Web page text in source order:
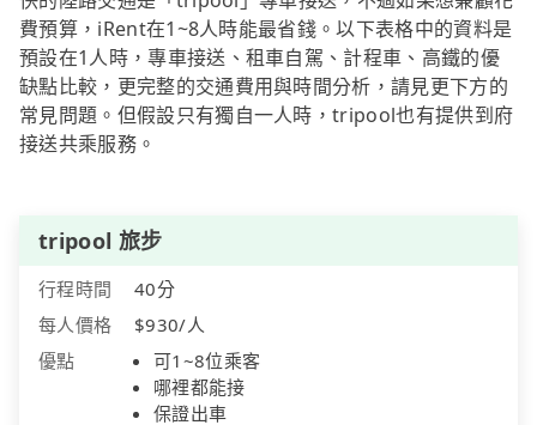
費預算，iRent在1~8人時能最省錢。以下表格中的資料是
預設在1人時，專車接送、租車自駕、計程車、高鐵的優
缺點比較，更完整的交通費用與時間分析，請見更下方的
常見問題。但假設只有獨自一人時，tripool也有提供到府
接送共乘服務。
tripool 旅步
行程時間
40分
每人價格
$930/人
優點
可1~8位乘客
哪裡都能接
保證出車